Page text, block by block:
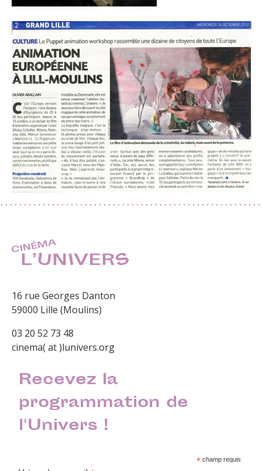
16 rue Georges Danton
59000 Lille (Moulins)
03 20 52 73 48
cinema( at )lunivers.org
Recevez la
programmation de
l'Univers !
* champ requis